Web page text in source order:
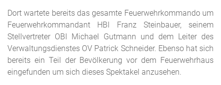
Dort wartete bereits das gesamte Feuerwehrkommando um
Feuerwehrkommandant HBI Franz Steinbauer, seinem
Stellvertreter OBI Michael Gutmann und dem Leiter des
Verwaltungsdienstes OV Patrick Schneider. Ebenso hat sich
bereits ein Teil der Bevölkerung vor dem Feuerwehrhaus
eingefunden um sich dieses Spektakel anzusehen.